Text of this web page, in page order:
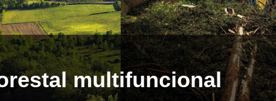
multifuncional